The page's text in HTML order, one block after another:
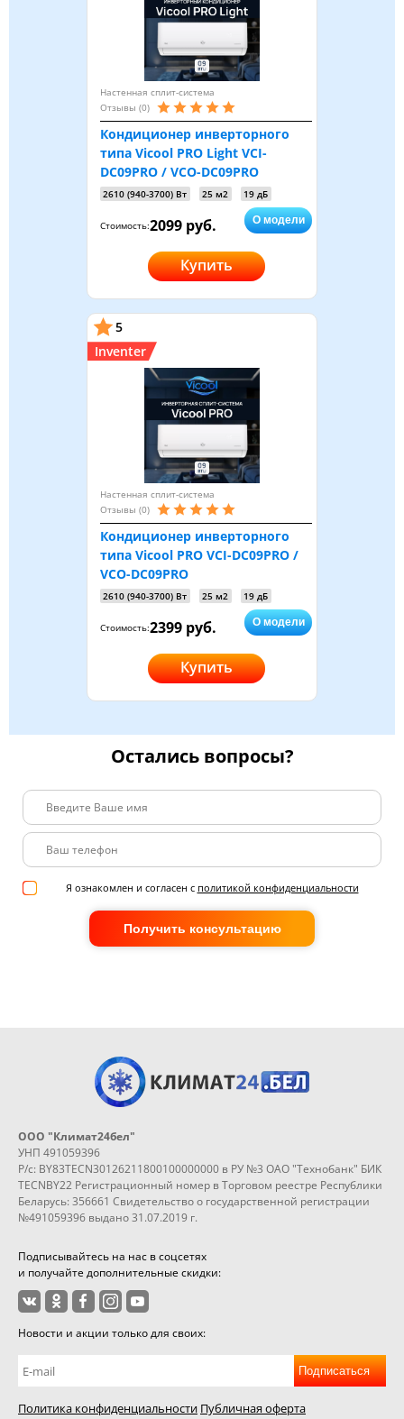
Настенная сплит-система
Отзывы (0)
Кондиционер инверторного
типа Vicool PRO Light VCI-
DC09PRO / VCO-DC09PRO
2610 (940-3700) Вт 25 м2 19 дБ
Стоимость:2099 руб. О модели
Купить
5
Inventer
Настенная сплит-система
Отзывы (0)
Кондиционер инверторного
типа Vicool PRO VCI-DC09PRO /
VCO-DC09PRO
2610 (940-3700) Вт 25 м2 19 дБ
Стоимость:2399 руб. О модели
Купить
Остались вопросы?
Я ознакомлен и согласен с политикой конфиденциальности
Получить консультацию
ООО "Климат24бел"
УНП 491059396
Р/с: BY83TECN30126211800100000000 в РУ №3 ОАО "Технобанк" БИК
TECNBY22 Регистрационный номер в Торговом реестре Республики
Беларусь: 356661 Свидетельство о государственной регистрации
№491059396 выдано 31.07.2019 г.
Подписывайтесь на нас в соцсетях
и получайте дополнительные скидки:
Новости и акции только для своих:
Подписаться
Политика конфиденциальности Публичная оферта